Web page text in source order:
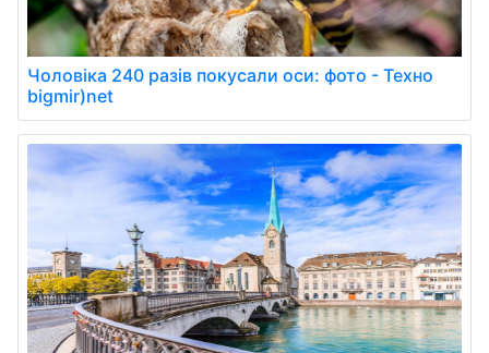
Чоловіка 240 разів покусали оси: фото - Техно
bigmir)net